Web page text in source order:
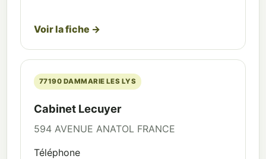
Voir la fiche →
77190 DAMMARIE LES LYS
Cabinet Lecuyer
594 AVENUE ANATOL FRANCE
Téléphone